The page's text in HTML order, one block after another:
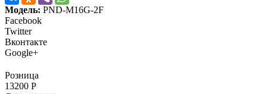
Модель: PND-M16G-2F
Facebook
Twitter
Вконтакте
Google+
Розница
13200 Р